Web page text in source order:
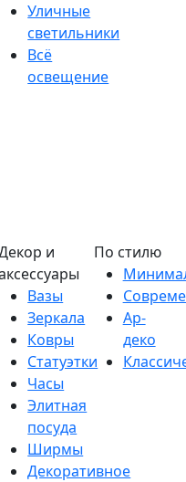
Уличные
светильники
Вазы
Зеркала
Ковры
Статуэтки
Часы
Элитная
посуда
Ширмы
Декоративное